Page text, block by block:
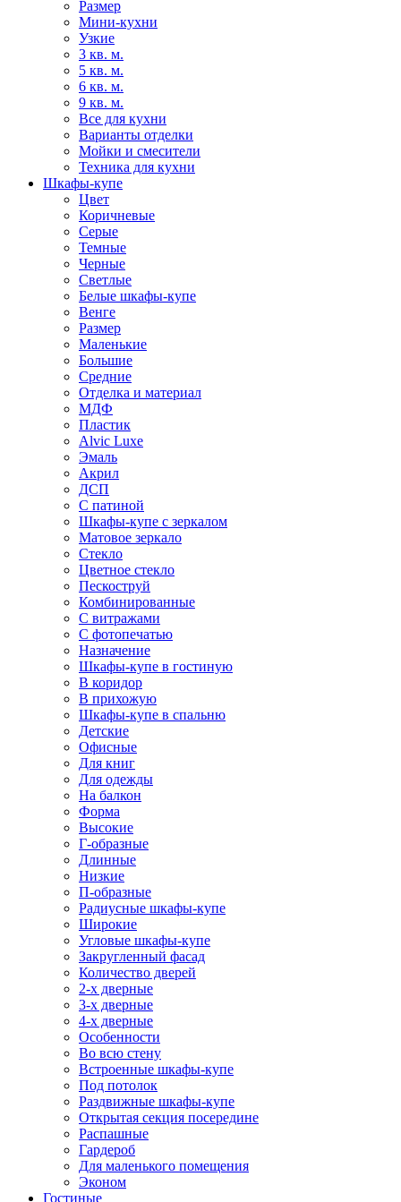
Размер
Мини-кухни
Узкие
3 кв. м.
5 кв. м.
6 кв. м.
9 кв. м.
Все для кухни
Варианты отделки
Мойки и смесители
Техника для кухни
Шкафы-купе
Цвет
Коричневые
Серые
Темные
Черные
Светлые
Белые шкафы-купе
Венге
Размер
Маленькие
Большие
Средние
Отделка и материал
МДФ
Пластик
Alvic Luxe
Эмаль
Акрил
ДСП
С патиной
Шкафы-купе с зеркалом
Матовое зеркало
Стекло
Цветное стекло
Пескоструй
Комбинированные
С витражами
С фотопечатью
Назначение
Шкафы-купе в гостиную
В коридор
В прихожую
Шкафы-купе в спальню
Детские
Офисные
Для книг
Для одежды
На балкон
Форма
Высокие
Г-образные
Длинные
Низкие
П-образные
Радиусные шкафы-купе
Широкие
Угловые шкафы-купе
Закругленный фасад
Количество дверей
2-х дверные
3-х дверные
4-х дверные
Особенности
Во всю стену
Встроенные шкафы-купе
Под потолок
Раздвижные шкафы-купе
Открытая секция посередине
Распашные
Гардероб
Для маленького помещения
Эконом
Гостиные